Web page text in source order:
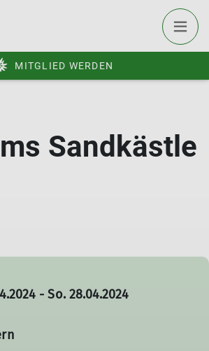
MITGLIED WERDEN
Sandkästle
- So. 28.04.2024